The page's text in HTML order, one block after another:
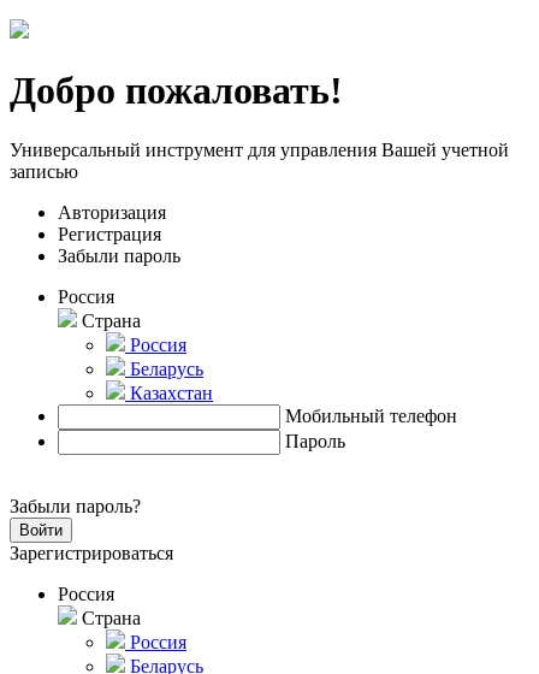
Добро пожаловать!
Универсальный инструмент для управления Вашей учетной
записью
Авторизация
Регистрация
Забыли пароль
Россия
Страна
Россия
Беларусь
Казахстан
Мобильный телефон
Пароль
Забыли пароль?
Зарегистрироваться
Россия
Страна
Россия
Беларусь